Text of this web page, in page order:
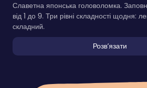
Славетна японська головоломка.
від 1 до 9. Три рівні складності щодня:
складний.
Розвʼязати